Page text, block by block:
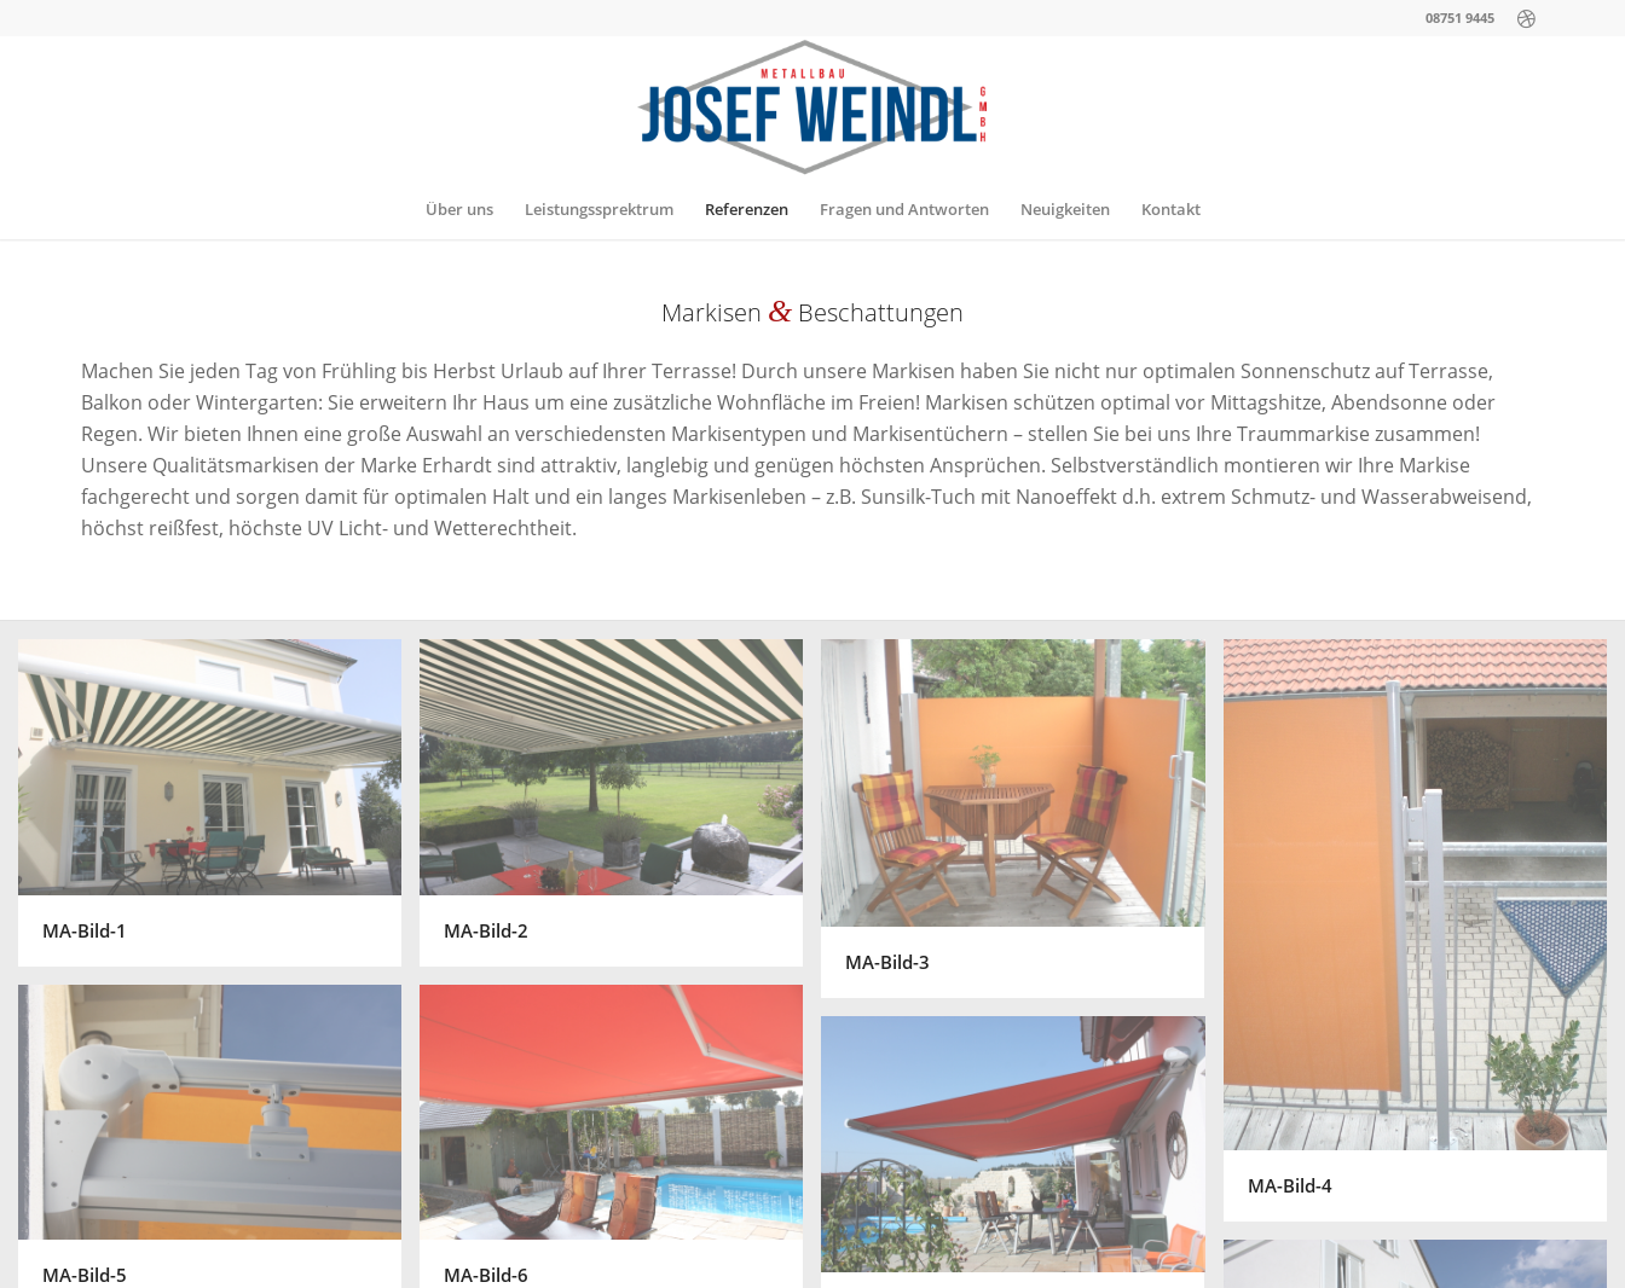
08751 9445
Über uns Leistungssprektrum Referenzen Fragen und Antworten Neuigkeiten Kontakt
Markisen & Beschattungen
Machen Sie jeden Tag von Frühling bis Herbst Urlaub auf Ihrer Terrasse! Durch unsere Markisen haben Sie nicht nur optimalen Sonnenschutz auf Terrasse,
Balkon oder Wintergarten: Sie erweitern Ihr Haus um eine zusätzliche Wohnfläche im Freien! Markisen schützen optimal vor Mittagshitze, Abendsonne oder
Regen. Wir bieten Ihnen eine große Auswahl an verschiedensten Markisentypen und Markisentüchern – stellen Sie bei uns Ihre Traummarkise zusammen!
Unsere Qualitätsmarkisen der Marke Erhardt sind attraktiv, langlebig und genügen höchsten Ansprüchen. Selbstverständlich montieren wir Ihre Markise
fachgerecht und sorgen damit für optimalen Halt und ein langes Markisenleben – z.B. Sunsilk-Tuch mit Nanoeffekt d.h. extrem Schmutz- und Wasserabweisend,
höchst reißfest, höchste UV Licht- und Wetterechtheit.
MA-Bild-1
MA-Bild-2
MA-Bild-3
MA-Bild-4
MA-Bild-5
MA-Bild-6